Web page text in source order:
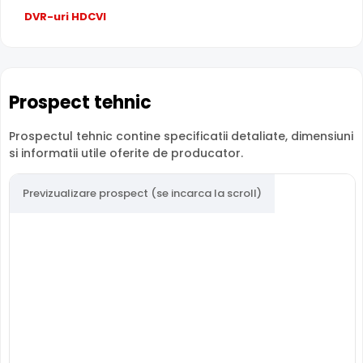
acoperita de aceasta camera, fiind dotata cu un
microfon incorporat, ajutand la identificarea unor
zgomote suspecte, fara a fi nevoie sa va deplasati in
locatia respectiva, eliminand astfel un pericol destul de
DVR-uri HDCVI
Prospect tehnic
Prospectul tehnic contine specificatii detaliate, dimensiuni
si informatii utile oferite de producator.
Previzualizare prospect (se incarca la scroll)